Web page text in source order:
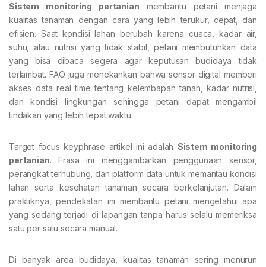
Sistem monitoring pertanian membantu petani menjaga
kualitas tanaman dengan cara yang lebih terukur, cepat, dan
efisien. Saat kondisi lahan berubah karena cuaca, kadar air,
suhu, atau nutrisi yang tidak stabil, petani membutuhkan data
yang bisa dibaca segera agar keputusan budidaya tidak
terlambat. FAO juga menekankan bahwa sensor digital memberi
akses data real time tentang kelembapan tanah, kadar nutrisi,
dan kondisi lingkungan sehingga petani dapat mengambil
tindakan yang lebih tepat waktu.
Target focus keyphrase artikel ini adalah Sistem monitoring
pertanian. Frasa ini menggambarkan penggunaan sensor,
perangkat terhubung, dan platform data untuk memantau kondisi
lahan serta kesehatan tanaman secara berkelanjutan. Dalam
praktiknya, pendekatan ini membantu petani mengetahui apa
yang sedang terjadi di lapangan tanpa harus selalu memeriksa
satu per satu secara manual.
Di banyak area budidaya, kualitas tanaman sering menurun